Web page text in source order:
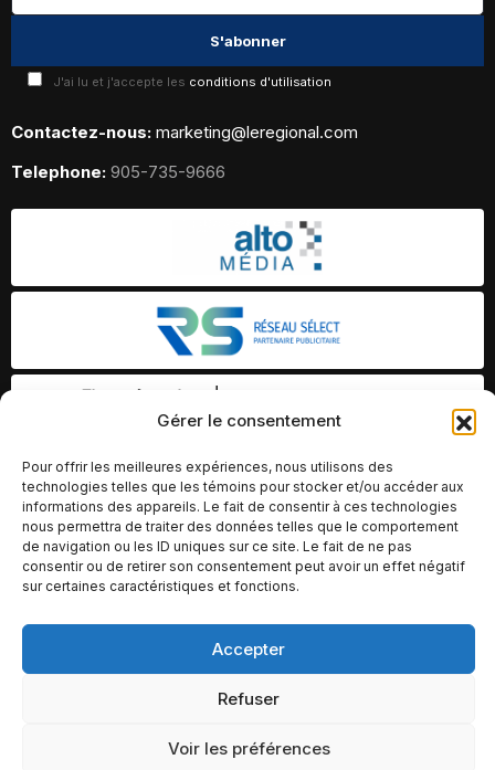
Gérer le consentement
Pour offrir les meilleures expériences, nous utilisons des
technologies telles que les témoins pour stocker et/ou accéder aux
informations des appareils. Le fait de consentir à ces technologies
nous permettra de traiter des données telles que le comportement
de navigation ou les ID uniques sur ce site. Le fait de ne pas
consentir ou de retirer son consentement peut avoir un effet négatif
sur certaines caractéristiques et fonctions.
Accepter
Refuser
Voir les préférences
J'ai lu et j'accepte les conditions d'utilisation
Contactez-nous: marketing@leregional.com
Telephone: 905-735-9666
© Copyright 2026 – Altomédia Inc |